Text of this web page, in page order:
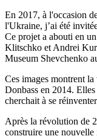
En 2017, à l'occasion
l'Ukraine, j’ai été
Ce projet a abouti en
Klitschko et Andrei
Museum Shevchenko
Ces images montrent
Donbass en 2014.
cherchait à se
Après la révolution de
construire une nouvelle